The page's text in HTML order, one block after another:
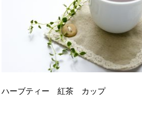
ハーブティー 紅茶 カップ